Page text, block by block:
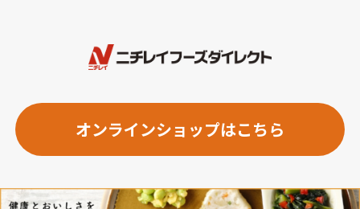
オンラインショップはこちら